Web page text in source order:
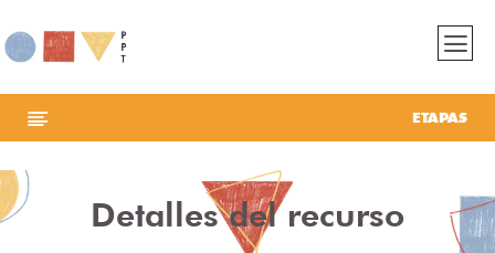
ETAPAS
Detalles del recurso